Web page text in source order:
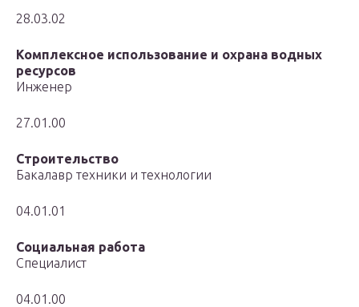
28.03.02
Комплексное использование и охрана водных
ресурсов
Инженер
27.01.00
Строительство
Бакалавр техники и технологии
04.01.01
Социальная работа
Специалист
04.01.00